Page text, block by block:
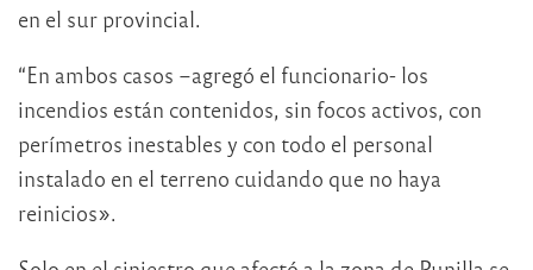
en el sur provincial.
“En ambos casos –agregó el funcionario- los
incendios están contenidos, sin focos activos, con
perímetros inestables y con todo el personal
instalado en el terreno cuidando que no haya
reinicios».